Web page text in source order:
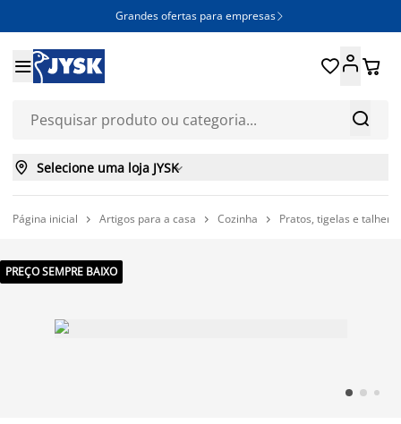
Grandes ofertas para empresas 


 
 Selecione uma loja JYSK
Página inicial  Artigos para a casa  Cozinha  Pratos, tigelas e
PREÇO SEMPRE BAIXO